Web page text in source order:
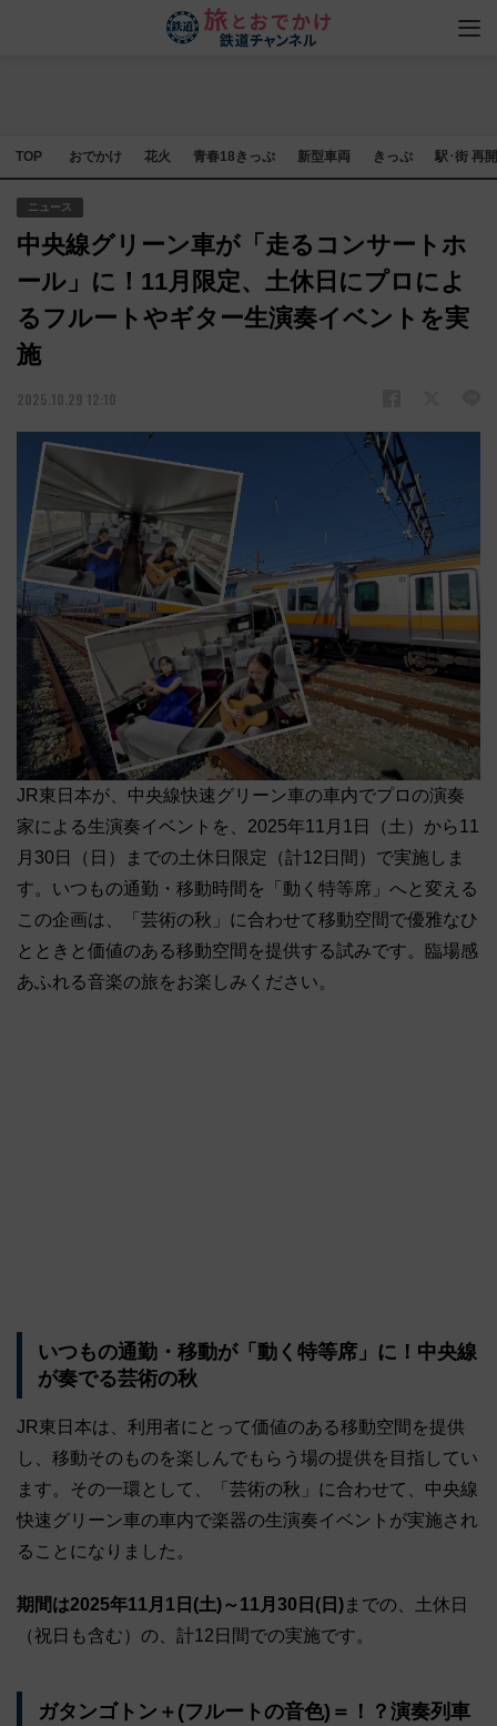
TOP おでかけ 花火 青春18きっぷ 新型車両 きっぷ 駅･街 再
ニュース
中央線グリーン車が「走るコンサートホ
ール」に！11月限定、土休日にプロによ
るフルートやギター生演奏イベントを実
施
2025.10.29 12:10
JR東日本が、中央線快速グリーン車の車内でプロの演奏
家による生演奏イベントを、2025年11月1日（土）から11
月30日（日）までの土休日限定（計12日間）で実施しま
す。いつもの通勤・移動時間を「動く特等席」へと変える
この企画は、「芸術の秋」に合わせて移動空間で優雅なひ
とときと価値のある移動空間を提供する試みです。臨場感
あふれる音楽の旅をお楽しみください。
いつもの通勤・移動が「動く特等席」に！中央線
が奏でる芸術の秋
JR東日本は、利用者にとって価値のある移動空間を提供
し、移動そのものを楽しんでもらう場の提供を目指してい
ます。その一環として、「芸術の秋」に合わせて、中央線
快速グリーン車の車内で楽器の生演奏イベントが実施され
ることになりました。
期間は2025年11月1日(土)～11月30日(日)までの、土休日
（祝日も含む）の、計12日間での実施です。
ガタンゴトン＋(フルートの音色)＝！？演奏列車